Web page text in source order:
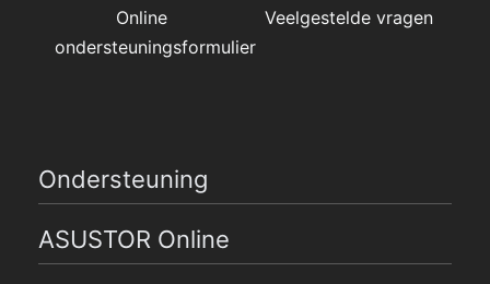
Online
ondersteuningsformulier
Veelgestelde vragen
Ondersteuning
ASUSTOR Online